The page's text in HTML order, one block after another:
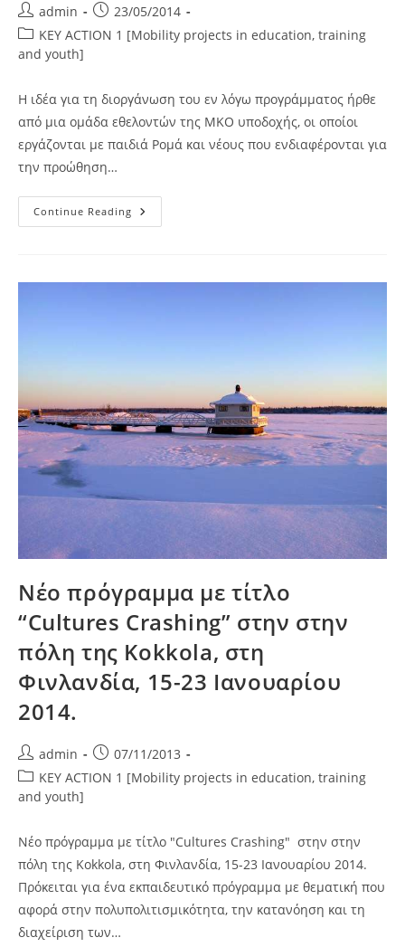
Post
author:
admin
Post
published:
23/05/2014
Post
category:
KEY ACTION 1 [Mobility projects in education, training
and youth]
Η ιδέα για τη διοργάνωση του εν λόγω προγράμματος ήρθε
από μια ομάδα εθελοντών της ΜΚΟ υποδοχής, οι οποίοι
εργάζονται με παιδιά Ρομά και νέους που ενδιαφέρονται για
την προώθηση…
Continue Reading Νέο
Πρόγραμμα
Common
10
Ιουνίου
2014.
Νέο πρόγραμμα με τίτλο
“Cultures Crashing” στην στην
πόλη της Kokkola, στη
Φινλανδία, 15-23 Ιανουαρίου
2014.
Post
author:
admin
Post
published:
07/11/2013
Post
category:
KEY ACTION 1 [Mobility projects in education, training
and youth]
Νέο πρόγραμμα με τίτλο "Cultures Crashing" στην στην
πόλη της Kokkola, στη Φινλανδία, 15-23 Ιανουαρίου 2014.
Πρόκειται για ένα εκπαιδευτικό πρόγραμμα με θεματική που
αφορά στην πολυπολιτισμικότητα, την κατανόηση και τη
διαχείριση των…